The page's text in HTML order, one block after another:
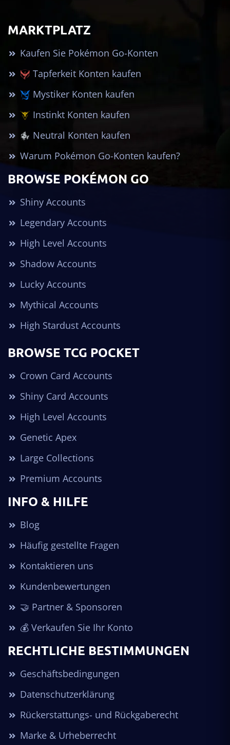
MARKTPLATZ
Kaufen Sie Pokémon Go-Konten
Tapferkeit Konten kaufen
Mystiker Konten kaufen
Instinkt Konten kaufen
Neutral Konten kaufen
Warum Pokémon Go-Konten kaufen?
BROWSE POKÉMON GO
Shiny Accounts
Legendary Accounts
High Level Accounts
Shadow Accounts
Lucky Accounts
Mythical Accounts
High Stardust Accounts
BROWSE TCG POCKET
Crown Card Accounts
Shiny Card Accounts
High Level Accounts
Genetic Apex
Large Collections
Premium Accounts
INFO & HILFE
Blog
Häufig gestellte Fragen
Kontaktieren uns
Kundenbewertungen
🤝 Partner & Sponsoren
💰 Verkaufen Sie Ihr Konto
RECHTLICHE BESTIMMUNGEN
Geschäftsbedingungen
Datenschutzerklärung
Rückerstattungs- und Rückgaberecht
Marke & Urheberrecht